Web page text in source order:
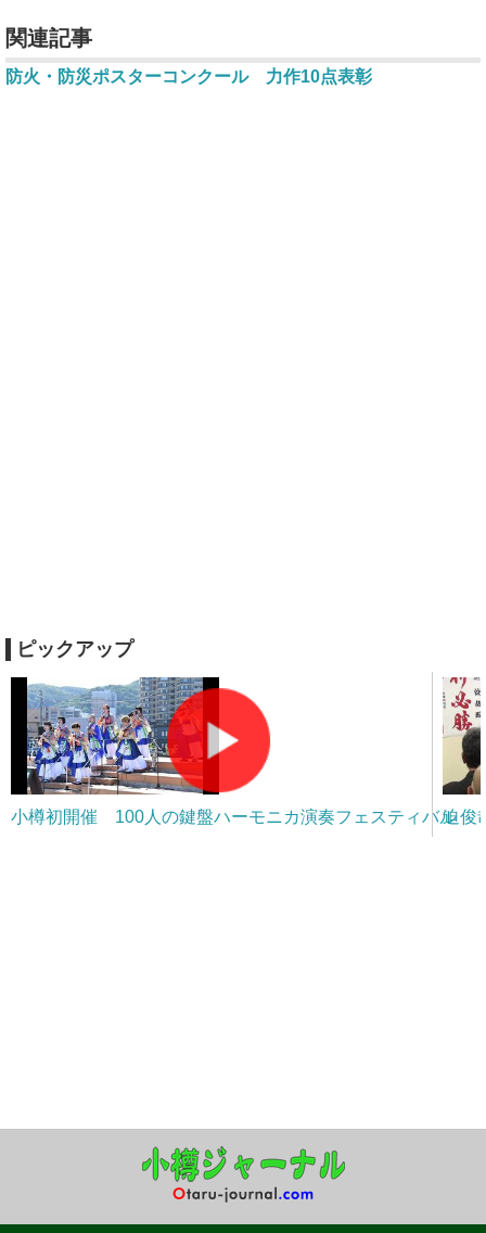
関連記事
防火・防災ポスターコンクール 力作10点表彰
ピックアップ
小樽初開催 100人の鍵盤ハーモニカ演奏フェスティバル迫俊